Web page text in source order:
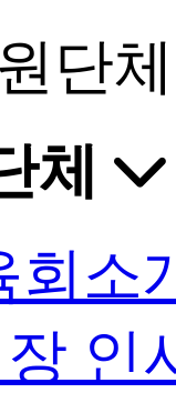
단체
체
회소
인